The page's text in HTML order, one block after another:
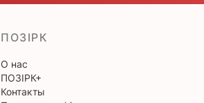
ПОЗІРК
О нас
ПОЗІРК+
Контакты